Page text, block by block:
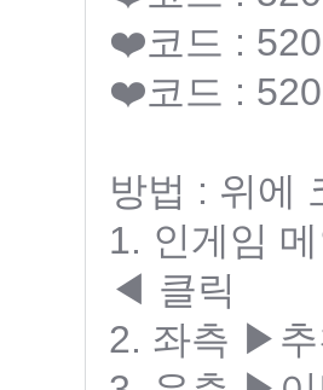
❤️코드 :
❤️코드 :
방법 : 위에
1. 인게임
◀ 클릭
2. 좌측 ▶